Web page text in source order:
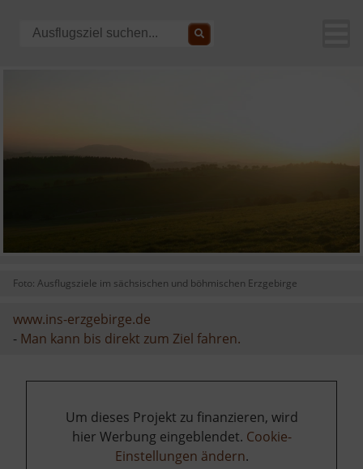
Foto: Ausflugsziele im sächsischen und böhmischen Erzgebirge
www.ins-erzgebirge.de
- Man kann bis direkt zum Ziel fahren.
Um dieses Projekt zu finanzieren, wird
hier Werbung eingeblendet. Cookie-
Einstellungen ändern.